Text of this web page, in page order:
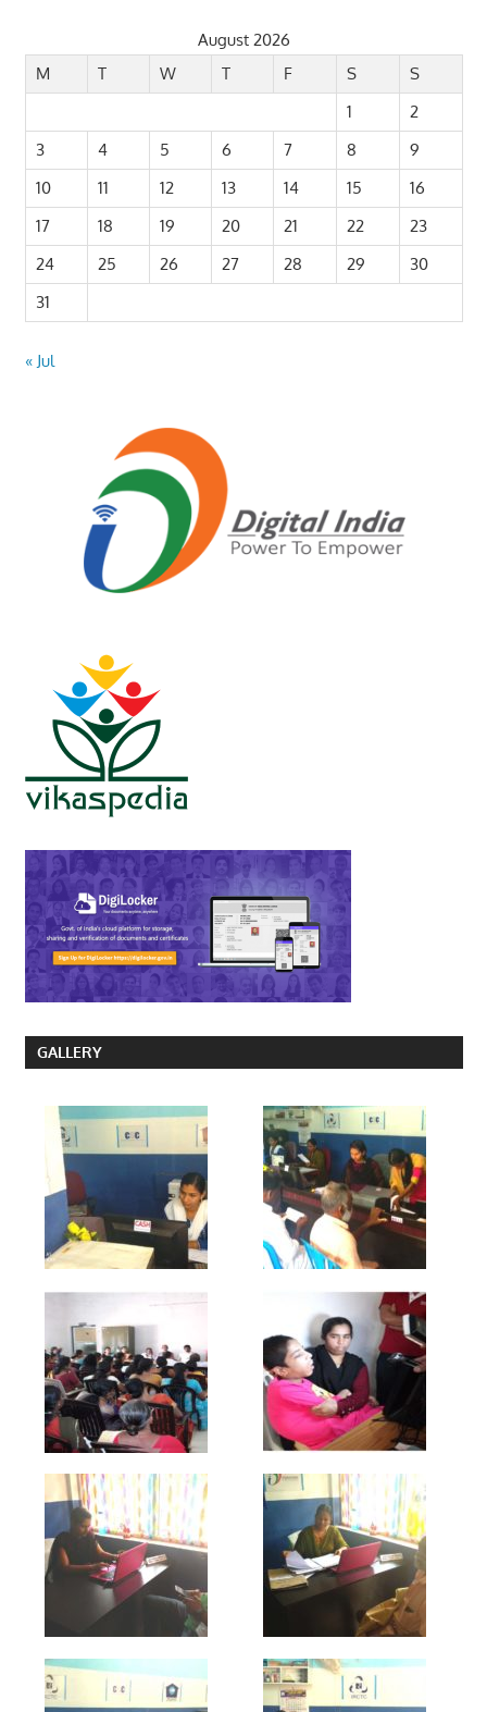
August 2026
M
T W T F S
S
1
2
3
4 5 6 7 8
9
10
11 12 13 14 15
16
17
18 19 20 21 22
23
24
25 26 27 28 29
30
31
« Jul
GALLERY